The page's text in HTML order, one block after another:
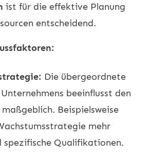
ist für die effektive Planung
entscheidend.
Die übergeordnete
beeinflusst den
Beispielsweise
mehr
Qualifikationen.